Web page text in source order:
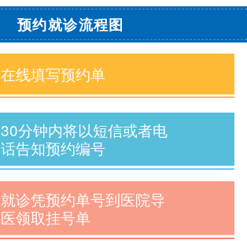
预约就诊流程图
在线填写预约单
30分钟内将以短信或者电
话告知预约编号
就诊凭预约单号到医院导
医领取挂号单